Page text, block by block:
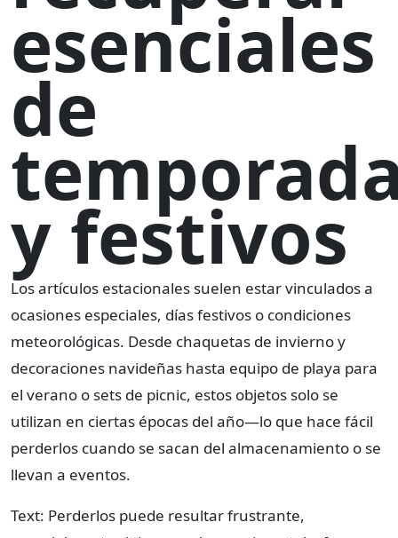
esenciales
de
y festivos
Los artículos estacionales suelen estar vinculados a
ocasiones especiales, días festivos o condiciones
meteorológicas. Desde chaquetas de invierno y
decoraciones navideñas hasta equipo de playa para
el verano o sets de picnic, estos objetos solo se
utilizan en ciertas épocas del año—lo que hace fácil
perderlos cuando se sacan del almacenamiento o se
llevan a eventos.
Text: Perderlos puede resultar frustrante,